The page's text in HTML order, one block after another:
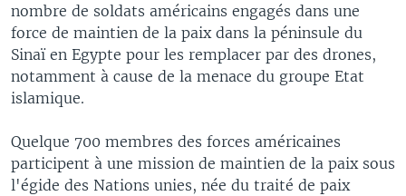
nombre de soldats américains engagés dans une
force de maintien de la paix dans la péninsule du
Sinaï en Egypte pour les remplacer par des drones,
notamment à cause de la menace du groupe Etat
islamique.
Quelque 700 membres des forces américaines
participent à une mission de maintien de la paix sous
l'égide des Nations unies, née du traité de paix